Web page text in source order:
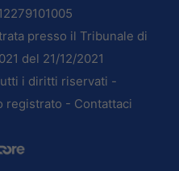
presso il Tribunale di
del 21/12/2021
i diritti riservati -
registrato - Contattaci